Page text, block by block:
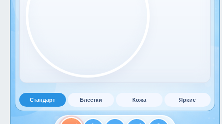
Стандарт Блестки Кожа Яркие